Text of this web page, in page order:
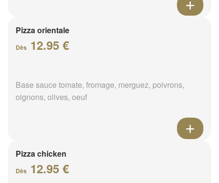
Pizza orientale
Dès 12.95 €
Base sauce tomate, fromage, merguez, poivrons,
oignons, olives, oeuf
Pizza chicken
Dès 12.95 €